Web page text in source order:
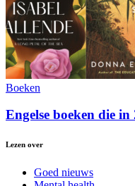
Boeken
Engelse boeken die
Lezen over
Goed nieuws